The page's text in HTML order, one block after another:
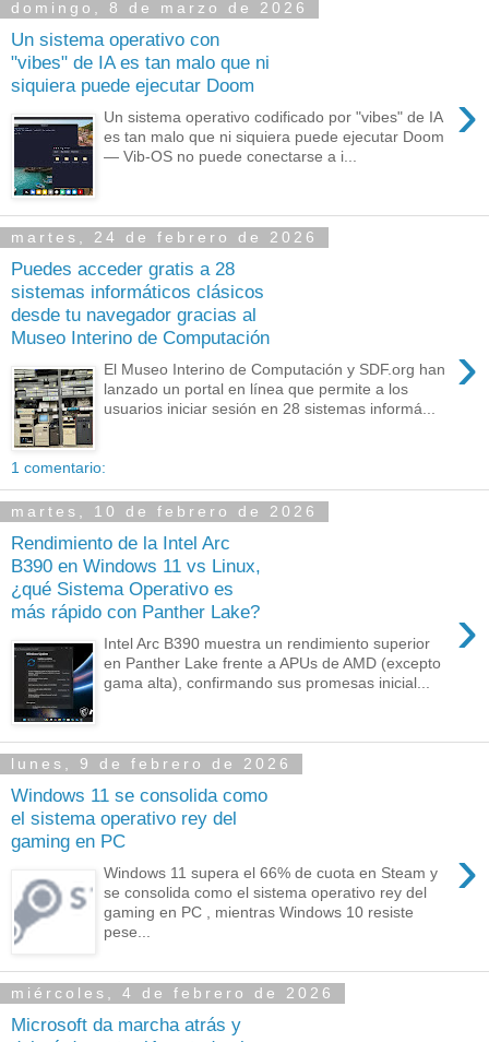
domingo, 8 de marzo de 2026
Un sistema operativo con
"vibes" de IA es tan malo que ni
siquiera puede ejecutar Doom
›
Un sistema operativo codificado por "vibes" de IA
es tan malo que ni siquiera puede ejecutar Doom
— Vib-OS no puede conectarse a i...
martes, 24 de febrero de 2026
Puedes acceder gratis a 28
sistemas informáticos clásicos
desde tu navegador gracias al
Museo Interino de Computación
›
El Museo Interino de Computación y SDF.org han
lanzado un portal en línea que permite a los
usuarios iniciar sesión en 28 sistemas informá...
1 comentario:
martes, 10 de febrero de 2026
Rendimiento de la Intel Arc
B390 en Windows 11 vs Linux,
¿qué Sistema Operativo es
más rápido con Panther Lake?
›
Intel Arc B390 muestra un rendimiento superior
en Panther Lake frente a APUs de AMD (excepto
gama alta), confirmando sus promesas inicial...
lunes, 9 de febrero de 2026
Windows 11 se consolida como
el sistema operativo rey del
gaming en PC
›
Windows 11 supera el 66% de cuota en Steam y
se consolida como el sistema operativo rey del
gaming en PC , mientras Windows 10 resiste
pese...
miércoles, 4 de febrero de 2026
Microsoft da marcha atrás y